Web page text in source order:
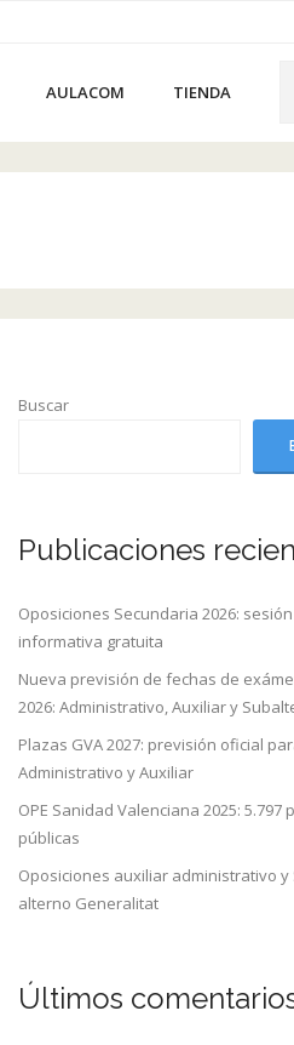
AULACOM TIENDA
Buscar
Publicaciones
Oposiciones Secundaria 2026: sesión
informativa gratuita
Nueva previsión de fechas de
2026: Administrativo, Auxiliar y
Plazas GVA 2027: previsión oficial
Administrativo y Auxiliar
OPE Sanidad Valenciana 2025: 5.797
públicas
Oposiciones auxiliar administrativo y
alterno Generalitat
Últimos